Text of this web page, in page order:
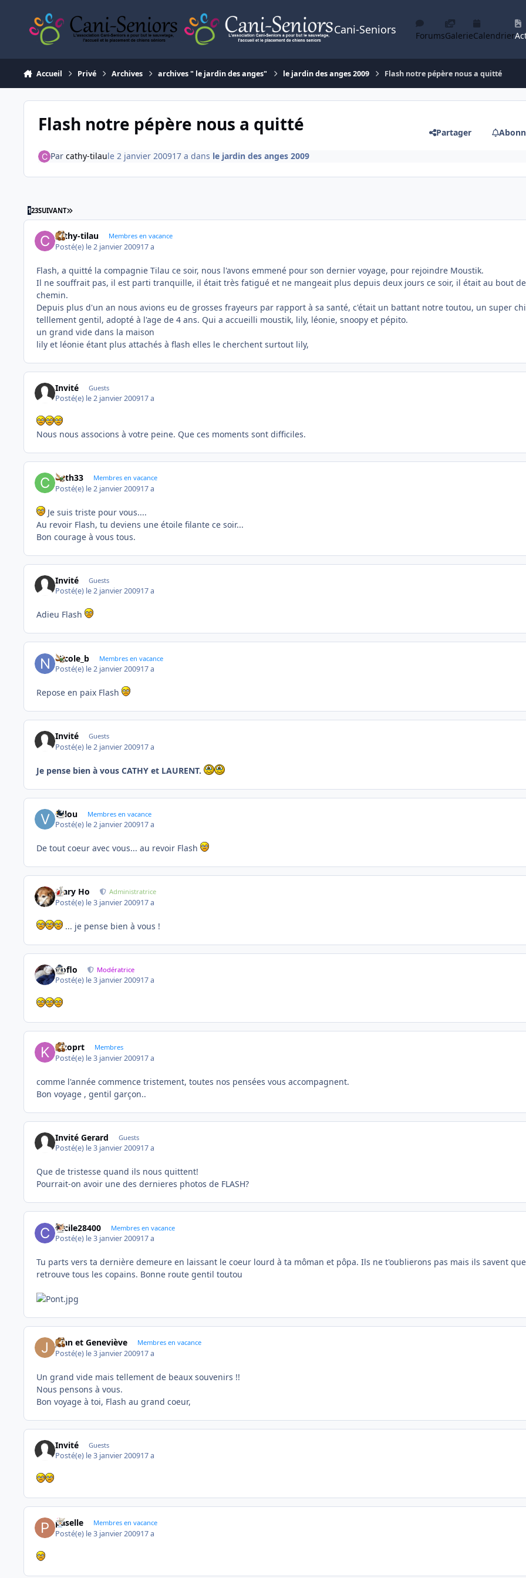
Cani-Seniors ForumsGalerieCalendrier
Accueil Privé Archives archives " le jardin des anges" le jardin des anges 2009 Flash notre pépère nous a quitté
Flash notre pépère nous a quitté Partager
Par cathy-tilaule 2 janvier 200917 a dans le jardin des anges 2009
123SUIVANT DERNIÈRE PAGE
cathy-tilau Membres en vacance
Posté(e) le 2 janvier 200917 a
Flash, a quitté la compagnie Tilau ce soir, nous l'avons emmené pour son dernier voyage, pour rejoindre Moustik.
Il ne souffrait pas, il est parti tranquille, il était très fatigué et ne mangeait plus depuis deux jours ce soir, il était au bout
chemin.
Depuis plus d'un an nous avions eu de grosses frayeurs par rapport à sa santé, c'était un battant notre toutou, un super
telllement gentil, adopté à l'age de 4 ans. Qui a accueilli moustik, lily, léonie, snoopy et pépito.
un grand vide dans la maison
lily et léonie étant plus attachés à flash elles le cherchent surtout lily,
Invité Guests
Posté(e) le 2 janvier 200917 a
Nous nous associons à votre peine. Que ces moments sont difficiles.
Cath33 Membres en vacance
Posté(e) le 2 janvier 200917 a
Je suis triste pour vous....
Au revoir Flash, tu deviens une étoile filante ce soir...
Bon courage à vous tous.
Invité Guests
Posté(e) le 2 janvier 200917 a
Adieu Flash
Nicole_b Membres en vacance
Posté(e) le 2 janvier 200917 a
Repose en paix Flash
Invité Guests
Posté(e) le 2 janvier 200917 a
Je pense bien à vous CATHY et LAURENT.
valou Membres en vacance
Posté(e) le 2 janvier 200917 a
De tout coeur avec vous... au revoir Flash
Mary Ho Administratrice
Posté(e) le 3 janvier 200917 a
... je pense bien à vous !
floflo Modératrice
Posté(e) le 3 janvier 200917 a
kizoprt Membres
Posté(e) le 3 janvier 200917 a
comme l'année commence tristement, toutes nos pensées vous accompagnent.
Bon voyage , gentil garçon..
Invité Gerard Guests
Posté(e) le 3 janvier 200917 a
Que de tristesse quand ils nous quittent!
Pourrait-on avoir une des dernieres photos de FLASH?
cecile28400 Membres en vacance
Posté(e) le 3 janvier 200917 a
Tu parts vers ta dernière demeure en laissant le coeur lourd à ta môman et pôpa. Ils ne t'oublierons pas mais ils savent
retrouve tous les copains. Bonne route gentil toutou
Jean et Geneviève Membres en vacance
Posté(e) le 3 janvier 200917 a
Un grand vide mais tellement de beaux souvenirs !!
Nous pensons à vous.
Bon voyage à toi, Flash au grand coeur,
Invité Guests
Posté(e) le 3 janvier 200917 a
paselle Membres en vacance
Posté(e) le 3 janvier 200917 a